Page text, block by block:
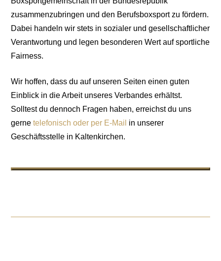
zusammenzubringen und den Berufsboxsport zu fördern.
Dabei handeln wir stets in sozialer und gesellschaftlicher
Verantwortung und legen besonderen Wert auf sportliche
Fairness.
Wir hoffen, dass du auf unseren Seiten einen guten
Einblick in die Arbeit unseres Verbandes erhältst.
Solltest du dennoch Fragen haben, erreichst du uns
gernetelefonisch oder per E-Mail in unserer
Geschäftsstelle in Kaltenkirchen.
KONTAKT
Kontaktieren Sie den Bund Deutscher
Berufsboxer!
Jetzt kontaktieren!
EVENTS
Informieren Sie sich über anstehende
Veranstaltungen!
Events ansehen!
ERGEBNISSE
Rufen Sie aktuellsten Ergebnisse von BDB-
Events ab!
Ergebnisse abrufen!